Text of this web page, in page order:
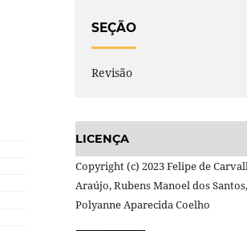
SEÇÃO
Revisão
LICENÇA
Copyright (c) 2023 Felipe de
Araújo, Rubens Manoel dos Santos,
Polyanne Aparecida Coelho